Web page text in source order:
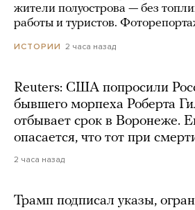
жители полуострова — без
работы и туристов.
ИСТОРИИ 2 часа назад
Reuters: США попросили
бывшего морпеха Роберта
отбывает срок в Воронеже.
опасается, что тот при
2 часа назад
Трамп подписал указы,